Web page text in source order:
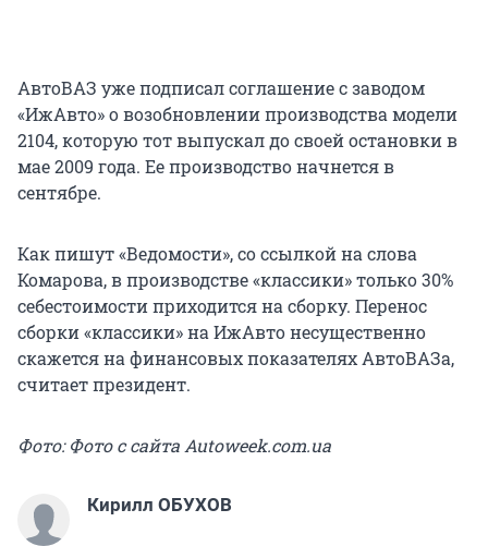
АвтоВАЗ уже подписал соглашение с заводом
«ИжАвто» о возобновлении производства модели
2104, которую тот выпускал до своей остановки в
мае 2009 года. Ее производство начнется в
сентябре.
Как пишут «Ведомости», со ссылкой на слова
Комарова, в производстве «классики» только 30%
себестоимости приходится на сборку. Перенос
сборки «классики» на ИжАвто несущественно
скажется на финансовых показателях АвтоВАЗа,
считает президент.
Фото: Фото с сайта Autoweek.com.ua
Кирилл ОБУХОВ